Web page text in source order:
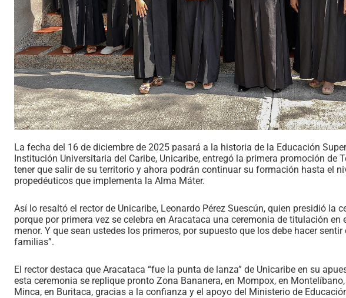
La fecha del 16 de diciembre de 2025 pasará a la historia de la Educación
Institución Universitaria del Caribe, Unicaribe, entregó la primera promoción de
tener que salir de su territorio y ahora podrán continuar su formación hasta el
propedéuticos que implementa la Alma Máter.
Así lo resaltó el rector de Unicaribe, Leonardo Pérez Suescún, quien presidió la
porque por primera vez se celebra en Aracataca una ceremonia de titulación en
menor. Y que sean ustedes los primeros, por supuesto que los debe hacer
familias”.
El rector destaca que Aracataca “fue la punta de lanza” de Unicaribe en su
esta ceremonia se replique pronto Zona Bananera, en Mompox, en
Minca, en Buritaca, gracias a la confianza y el apoyo del Ministerio de